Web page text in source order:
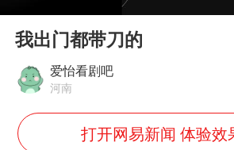
Play
我出门都带刀的
爱怡看剧吧
河南
打开网易新闻 体验效